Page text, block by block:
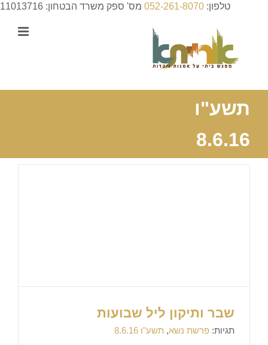
טלפון: 052-261-8070 מס' ספק משרד הבטחון: 11013716
תשע"ו
8.6.16
שבר ותיקון ליל שבועות
תגיות: פרשת נשא, תשע"ו 8.6.16